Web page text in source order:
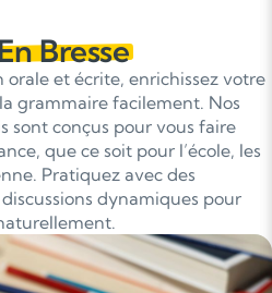
Bresse
et écrite, enrichissez votre
grammaire facilement. Nos
sont conçus pour vous faire
que ce soit pour l’école, les
Pratiquez avec des
dynamiques pour